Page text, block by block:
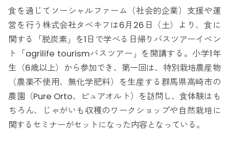
食を通じてソーシャルファーム（社会的企業）支援や運
営を行う株式会社タベキフは6月26日（土）より、食に
関する「脱炭素」を1日で学べる日帰りバスツアーイベン
ト「agrilife tourismバスツアー」を開講する。小学1年
生（6歳以上）から参加でき、第一回は、特別栽培農産物
（農薬不使用、無化学肥料）を生産する群馬県高崎市の
農園（Pure Orto、ピュアオルト）を訪問し、食体験はも
ちろん、じゃがいも収穫のワークショップや自然栽培に
関するセミナーがセットになった内容となっている。